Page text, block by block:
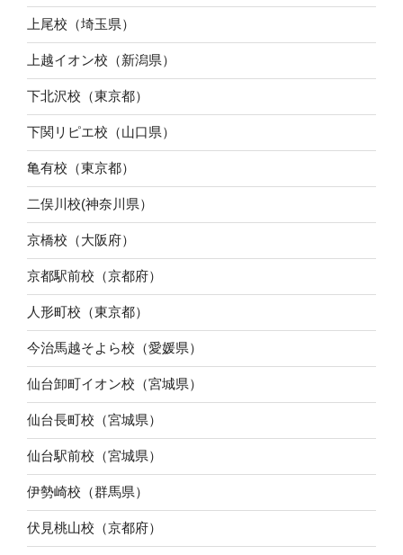
上尾校（埼玉県）
上越イオン校（新潟県）
下北沢校（東京都）
下関リピエ校（山口県）
亀有校（東京都）
二俣川校(神奈川県）
京橋校（大阪府）
京都駅前校（京都府）
人形町校（東京都）
今治馬越そよら校（愛媛県）
仙台卸町イオン校（宮城県）
仙台長町校（宮城県）
仙台駅前校（宮城県）
伊勢崎校（群馬県）
伏見桃山校（京都府）